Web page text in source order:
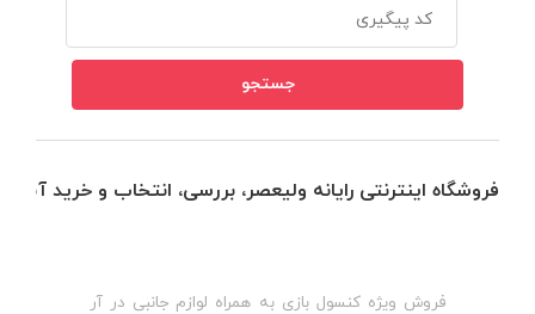
فروشگاه اینترنتی رایانه ولیعصر، بررسی، انتخاب و خرید
فروش ویژه کنسول بازی به همراه لوازم جانبی در آر